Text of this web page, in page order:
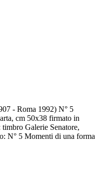
- Roma 1992) N° 5
cm 50x38 firmato in
timbro Galerie Senatore,
N° 5 Momenti di una forma